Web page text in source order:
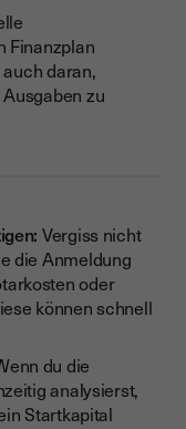
Finanzplan
daran,
zu
Vergiss nicht
die Anmeldung
oder
können schnell
du die
analysierst,
Startkapital